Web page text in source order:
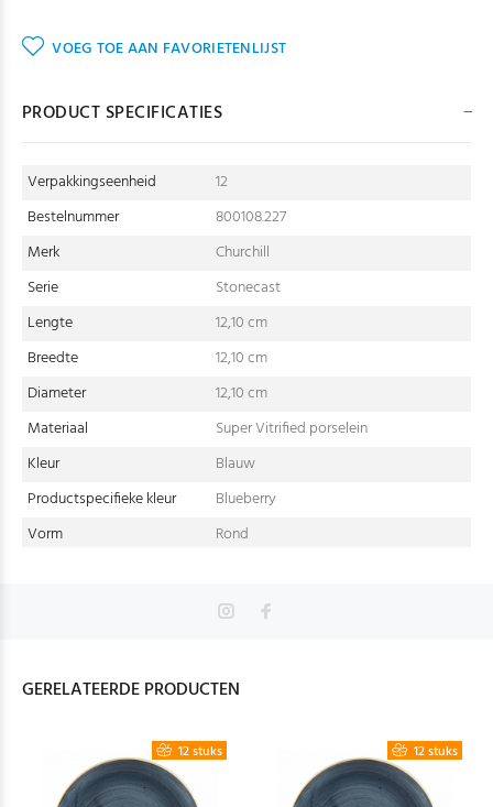
VOEG TOE AAN FAVORIETENLIJST
PRODUCT SPECIFICATIES
Verpakkingseenheid
12
Bestelnummer
800108.227
Merk
Churchill
Serie
Stonecast
Lengte
12,10 cm
Breedte
12,10 cm
Diameter
12,10 cm
Materiaal
Super Vitrified porselein
Kleur
Blauw
Productspecifieke kleur
Blueberry
Vorm
Rond
GERELATEERDE PRODUCTEN
12 stuks 12 stuks